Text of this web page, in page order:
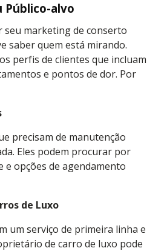
Público-alvo
seu marketing de conserto
saber quem está mirando.
perfis de clientes que incluam
e pontos de dor. Por
precisam de manutenção
Eles podem procurar por
e opções de agendamento
de Luxo
um serviço de primeira linha e
de carro de luxo pode